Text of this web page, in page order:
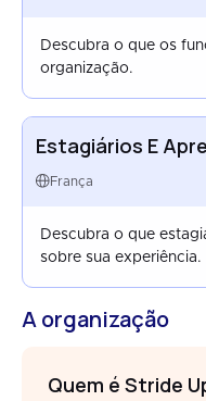
Descubra o que os
organização.
Estagiários E
França
Descubra o que
sobre sua experiência.
A organização
Quem é Stride